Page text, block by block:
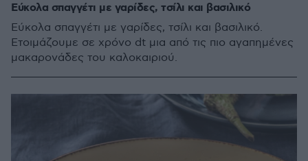
Εύκολα σπαγγέτι με γαρίδες, τσίλι και βασιλικό
Εύκολα σπαγγέτι με γαρίδες, τσίλι και βασιλικό.
Ετοιμάζουμε σε χρόνο dt μια από τις πιο αγαπημένες
μακαρονάδες του καλοκαιριού.